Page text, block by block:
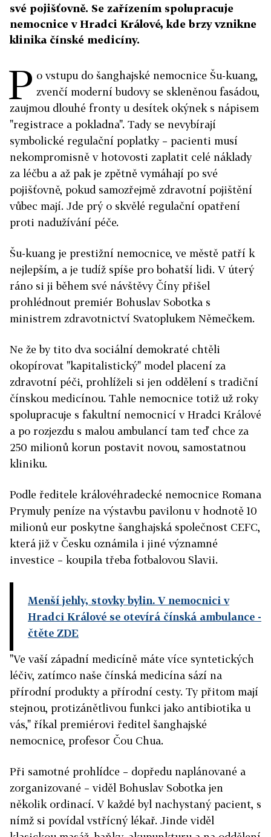
své pojišťovně. Se zařízením spolupracuje
nemocnice v Hradci Králové, kde brzy vznikne
klinika čínské medicíny.
P o vstupu do šanghajské nemocnice Šu-kuang,
zvenčí moderní budovy se skleněnou fasádou,
zaujmou dlouhé fronty u desítek okýnek s nápisem
"registrace a pokladna". Tady se nevybírají
symbolické regulační poplatky – pacienti musí
nekompromisně v hotovosti zaplatit celé náklady
za léčbu a až pak je zpětně vymáhají po své
pojišťovně, pokud samozřejmě zdravotní pojištění
vůbec mají. Jde prý o skvělé regulační opatření
proti nadužívání péče.
Šu-kuang je prestižní nemocnice, ve městě patří k
nejlepším, a je tudíž spíše pro bohatší lidi. V úterý
ráno si ji během své návštěvy Číny přišel
prohlédnout premiér Bohuslav Sobotka s
ministrem zdravotnictví Svatoplukem Němečkem.
Ne že by tito dva sociální demokraté chtěli
okopírovat "kapitalistický" model placení za
zdravotní péči, prohlíželi si jen oddělení s tradiční
čínskou medicínou. Tahle nemocnice totiž už roky
spolupracuje s fakultní nemocnicí v Hradci Králové
a po rozjezdu s malou ambulancí tam teď chce za
250 milionů korun postavit novou, samostatnou
kliniku.
Podle ředitele královéhradecké nemocnice Romana
Prymuly peníze na výstavbu pavilonu v hodnotě 10
milionů eur poskytne šanghajská společnost CEFC,
která již v Česku oznámila i jiné významné
investice – koupila třeba fotbalovou Slavii.
Menší jehly, stovky bylin. V nemocnici v
Hradci Králové se otevírá čínská ambulance -
čtěte ZDE
"Ve vaší západní medicíně máte více syntetických
léčiv, zatímco naše čínská medicína sází na
přírodní produkty a přírodní cesty. Ty přitom mají
stejnou, protizánětlivou funkci jako antibiotika u
vás," říkal premiérovi ředitel šanghajské
nemocnice, profesor Čou Chua.
Při samotné prohlídce – dopředu naplánované a
zorganizované – viděl Bohuslav Sobotka jen
několik ordinací. V každé byl nachystaný pacient, s
nímž si povídal vstřícný lékař. Jinde viděl